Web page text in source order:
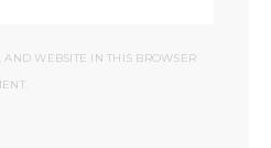
WEBSITE IN THIS BROWSER